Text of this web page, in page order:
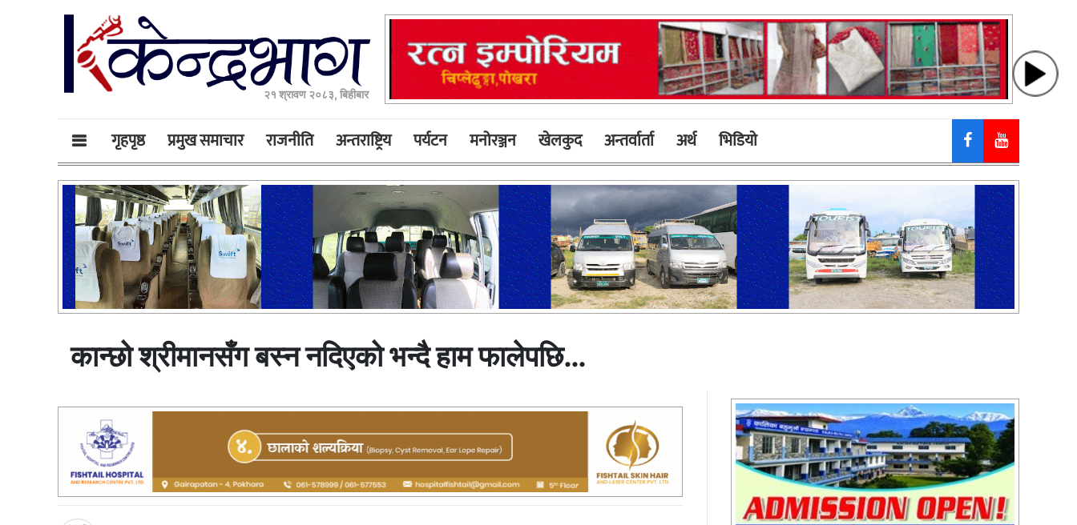
२१ श्रावण २०८३, बिहीबार
गृहपृष्ठ प्रमुख समाचार राजनीति अन्तराष्ट्रिय पर्यटन मनोरञ्जन खेलकुद अन्तर्वार्ता अर्थ भिडियाे
कान्छो श्रीमानसँग बस्न नदिएको भन्दै हाम फालेपछि…